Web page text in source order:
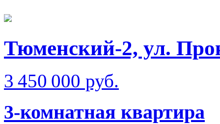
Тюменский-2, ул.
3 450 000 руб.
3-комнатная квартира